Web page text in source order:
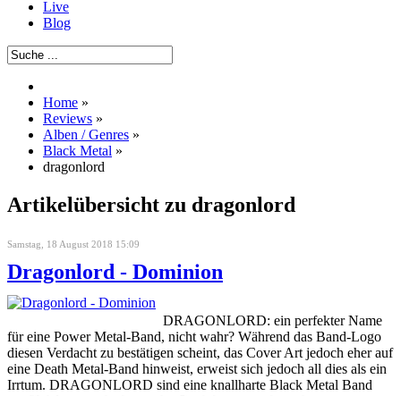
Live
Blog
Home »
Reviews »
Alben / Genres »
Black Metal »
dragonlord
Artikelübersicht zu dragonlord
Samstag, 18 August 2018 15:09
Dragonlord - Dominion
DRAGONLORD: ein perfekter Name
für eine Power Metal-Band, nicht wahr? Während das Band-Logo
diesen Verdacht zu bestätigen scheint, das Cover Art jedoch eher auf
eine Death Metal-Band hinweist, erweist sich jedoch all dies als ein
Irrtum. DRAGONLORD sind eine knallharte Black Metal Band